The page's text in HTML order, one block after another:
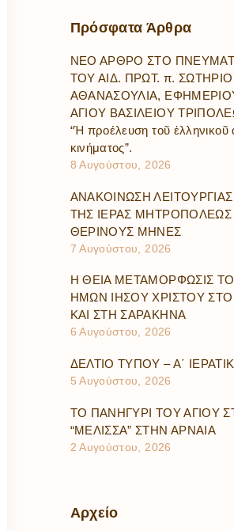
Πρόσφατα Άρθρα
ΝΕΟ ΑΡΘΡΟ ΣΤΟ
ΤΟΥ ΑΙΔ. ΠΡΩΤ. π.
ΑΘΑΝΑΣΟΥΛΙΑ,
ΑΓΙΟΥ ΒΑΣΙΛΕΙΟΥ
“Ἡ προέλευση τοῦ ἑλληνικοῦ
κινήματος”.
8 Αυγούστου, 2026
ΑΝΑΚΟΙΝΩΣΗ
ΤΗΣ ΙΕΡΑΣ ΜΗΤΡΟΠΟΛΕΩΣ
ΘΕΡΙΝΟΥΣ ΜΗΝΕΣ
7 Αυγούστου, 2026
Η ΘΕΙΑ ΜΕΤΑΜΟΡΦΩΣΙΣ
ΗΜΩΝ ΙΗΣΟΥ ΧΡΙΣΤΟΥ
ΚΑΙ ΣΤΗ ΣΑΡΑΚΗΝΑ
6 Αυγούστου, 2026
ΔΕΛΤΙΟ ΤΥΠΟΥ – Α΄
5 Αυγούστου, 2026
ΤΟ ΠΑΝΗΓΥΡΙ ΤΟΥ ΑΓΙΟΥ
“ΜΕΛΙΣΣΑ” ΣΤΗΝ ΑΡΝΑΙΑ
2 Αυγούστου, 2026
Αρχείο